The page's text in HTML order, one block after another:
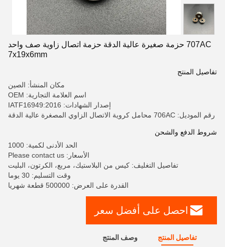
707AC حزمة صغيرة عالية الدقة حزمة اتصال زاوية صف واحد
7x19x6mm
تفاصيل المنتج
مكان المنشأ: الصين
اسم العلامة التجارية: OEM
إصدار الشهادات: IATF16949:2016
رقم الموديل: 706AC محامل كروية الاتصال الزاوي المصغرة عالية الدقة
شروط الدفع والشحن
الحد الأدنى لكمية: 1000
الأسعار: Please contact us
تفاصيل التغليف: كيس من البلاستيك، مربع، الكرتون، البليت
وقت التسليم: 30 يوما
القدرة على العرض: 500000 قطعة شهريا
احصل على أفضل سعر
تفاصيل المنتج وصف المنتج